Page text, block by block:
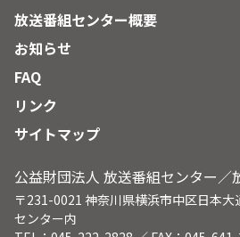
放送番組センター概要
お知らせ
FAQ
リンク
サイトマップ
公益財団法人 放送番組センター／
〒231-0021 神奈川県横浜市中区日本
センター内